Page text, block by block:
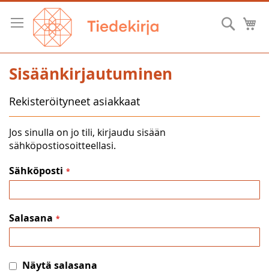
Skip
Content
Hae
Sisäänkirjautuminen
Rekisteröityneet asiakkaat
Jos sinulla on jo tili, kirjaudu sisään
sähköpostiosoitteellasi.
Sähköposti
Salasana
Näytä salasana